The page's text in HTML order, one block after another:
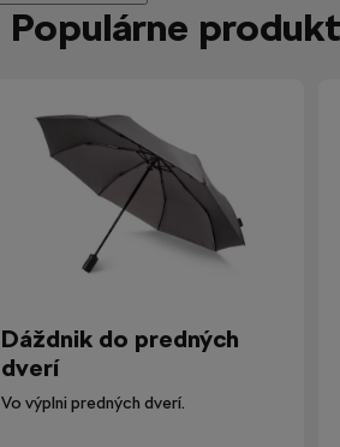
Populárne
Dáždnik do predných
dverí
Vo výplni predných dverí.